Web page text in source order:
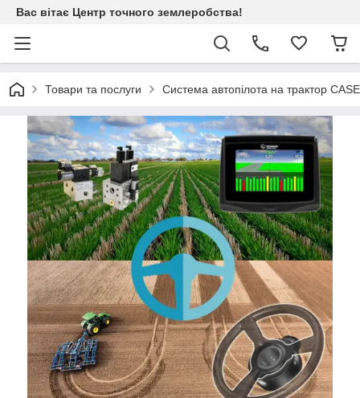
Вас вітає Центр точного землеробства!
Товари та послуги Система автопілота на трактор